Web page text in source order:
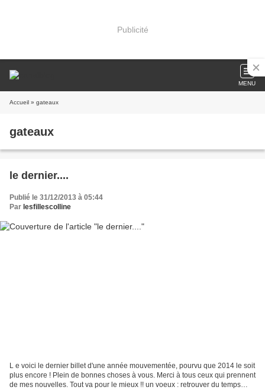
Publicité
MENU
Accueil » gateaux
gateaux
le dernier....
Publié le 31/12/2013 à 05:44
Par lesfillescolline
L e voici le dernier billet d'une année mouvementée, pourvu que 2014 le soit
plus encore ! Plein de bonnes choses à vous. Merci à tous ceux qui prennent
de mes nouvelles. Tout va pour le mieux !! un voeux : retrouver du temps